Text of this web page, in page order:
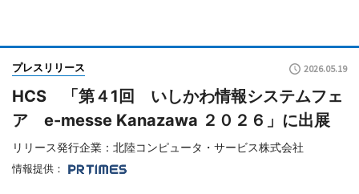
プレスリリース 2026.05.19
HCS 「第４1回 いしかわ情報システムフェ
ア e-messe Kanazawa ２０２６」に出展
リリース発行企業：北陸コンピュータ・サービス株式会社
情報提供：